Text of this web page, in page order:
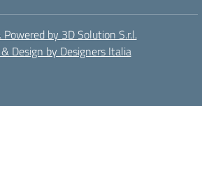
by 3D Solution S.r.l.
Design by Designers Italia